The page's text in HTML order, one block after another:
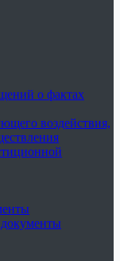
о фактах
воздействия,